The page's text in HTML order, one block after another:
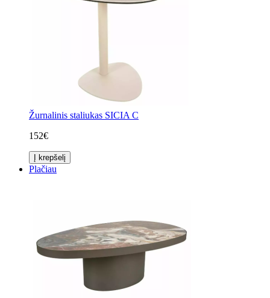
Žurnalinis staliukas SICIA C
152€
Į krepšelį
Plačiau